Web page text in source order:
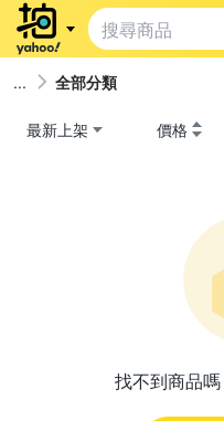
全部分類
最新上架 價格
找不到商品